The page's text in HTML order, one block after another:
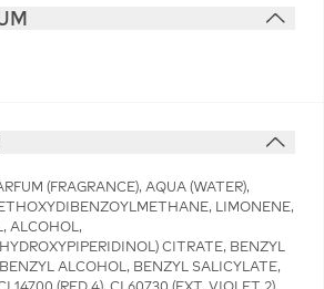
(FRAGRANCE), AQUA (WATER),
LIMONENE,
ALCOHOL,
CITRATE, BENZYL
ALCOHOL, BENZYL SALICYLATE,